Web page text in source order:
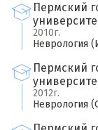
Пермский
2010г.
Неврология
Пермский
2012г.
Неврология